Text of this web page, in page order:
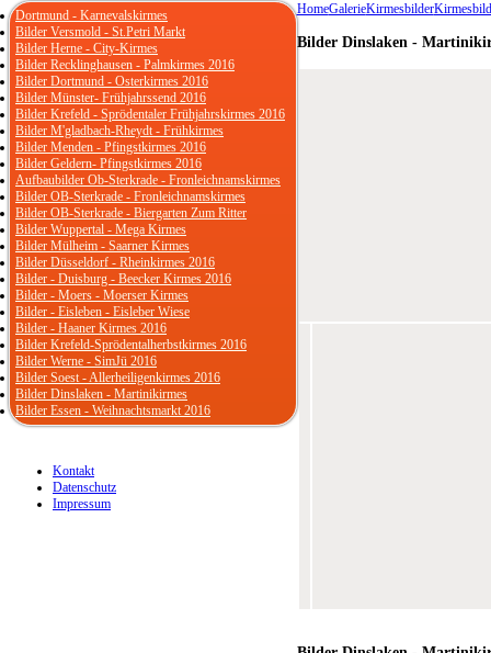
HomeGalerieKirmesbilder
Bilder Dinslaken -
Dortmund - Karnevalskirmes
Bilder Versmold - St.Petri Markt
Bilder Herne - City-Kirmes
Bilder Recklinghausen - Palmkirmes 2016
Bilder Dortmund - Osterkirmes 2016
Bilder Münster- Frühjahrssend 2016
Bilder Krefeld - Sprödentaler Frühjahrskirmes 2016
Bilder M'gladbach-Rheydt - Frühkirmes
Bilder Menden - Pfingstkirmes 2016
Bilder Geldern- Pfingstkirmes 2016
Aufbaubilder Ob-Sterkrade - Fronleichnamskirmes
Bilder OB-Sterkrade - Fronleichnamskirmes
Bilder OB-Sterkrade - Biergarten Zum Ritter
Bilder Wuppertal - Mega Kirmes
Bilder Mülheim - Saarner Kirmes
Bilder Düsseldorf - Rheinkirmes 2016
Bilder - Duisburg - Beecker Kirmes 2016
Bilder - Moers - Moerser Kirmes
Bilder - Eisleben - Eisleber Wiese
Bilder - Haaner Kirmes 2016
Bilder Krefeld-Sprödentalherbstkirmes 2016
Bilder Werne - SimJü 2016
Bilder Soest - Allerheiligenkirmes 2016
Bilder Dinslaken - Martinikirmes
Bilder Essen - Weihnachtsmarkt 2016
Kontakt
Datenschutz
Impressum